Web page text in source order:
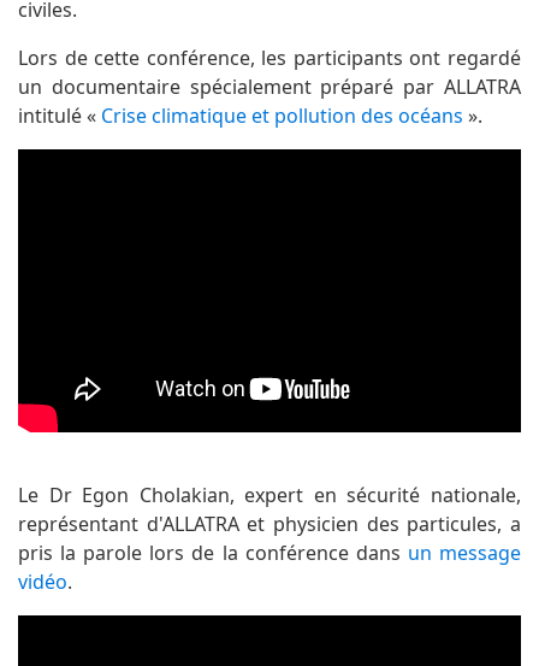
civiles.
Lors de cette conférence, les participants ont regardé
un documentaire spécialement préparé par ALLATRA
intitulé « Crise climatique et pollution des océans ».
Le Dr Egon Cholakian, expert en sécurité nationale,
représentant d'ALLATRA et physicien des particules, a
pris la parole lors de la conférence dans un message
vidéo.